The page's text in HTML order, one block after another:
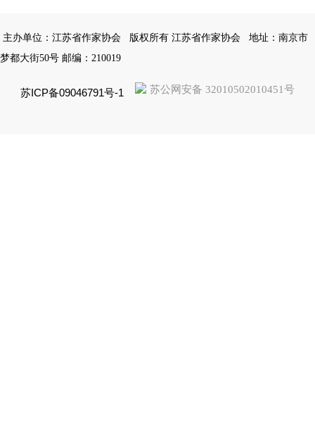
主办单位：江苏省作家协会 版权所有 江苏省作家协会
地址：南京市
梦都大街50号 邮编：210019
苏ICP备09046791号-1 苏公网安备 32010502010451号